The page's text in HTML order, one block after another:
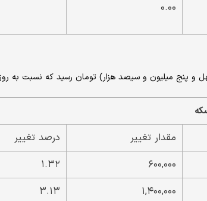
۰.۰۰
مقدار تغییر درصد تغییر
۶۰۰,۰۰۰ ۱.۳۲
۱,۴۰۰,۰۰۰ ۳.۱۳